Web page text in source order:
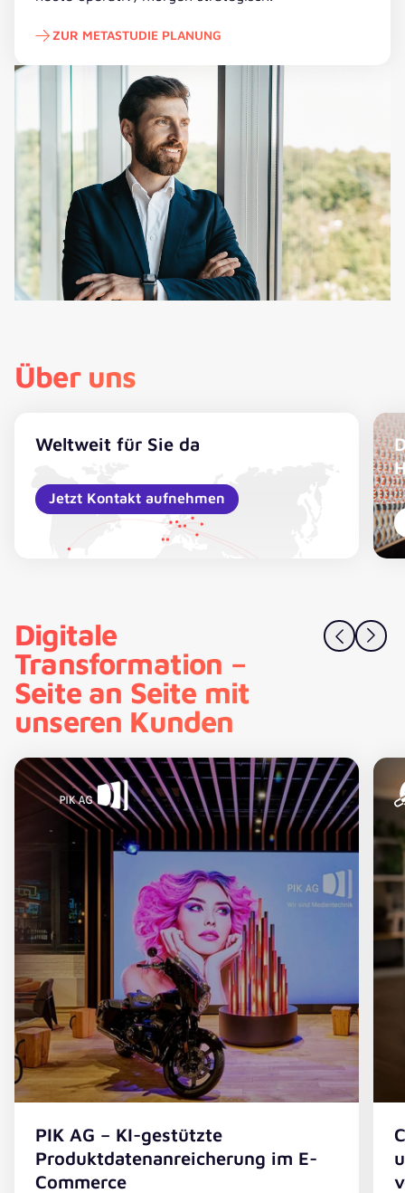
ZUR METASTUDIE PLANUNG
Zur Metastudie Planung
Über uns
Weltweit für Sie da
Jetzt Kontakt aufnehmen
Digitale
Transformation –
Seite an Seite mit
unseren Kunden
PIK AG – KI-gestützte
Produktdatenanreicherung im E-
Commerce
PIK AG – KI-gestützte Produktdatenanreicherung im E-